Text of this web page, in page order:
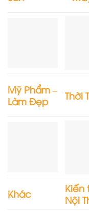
Mỹ Phẩm –
Làm Đẹp
Thời
Khác
Kiến
Nội